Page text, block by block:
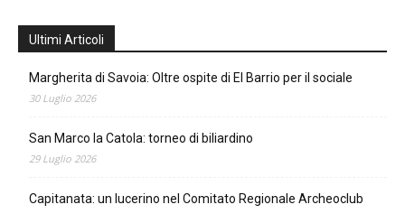
Ultimi Articoli
Margherita di Savoia: Oltre ospite di El Barrio per il sociale
30 Luglio 2026
San Marco la Catola: torneo di biliardino
29 Luglio 2026
Capitanata: un lucerino nel Comitato Regionale Archeoclub